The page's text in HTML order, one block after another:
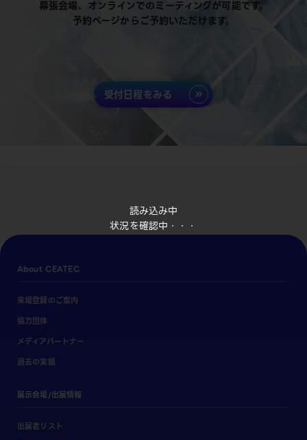
読み込み中
状況を確認中・・・
幕張会場、オンラインでのミーティングが可能です。
予約ページからご予約いただけます。
受付日程をみる
About CEATEC
来場登録のご案内
協力団体
メディアパートナー
過去の実績
展示会場/出展情報
出展者リスト